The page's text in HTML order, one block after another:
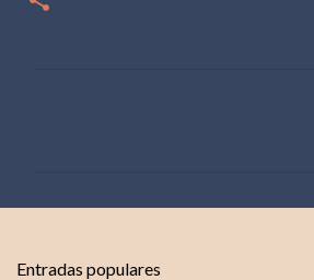
Entradas populares